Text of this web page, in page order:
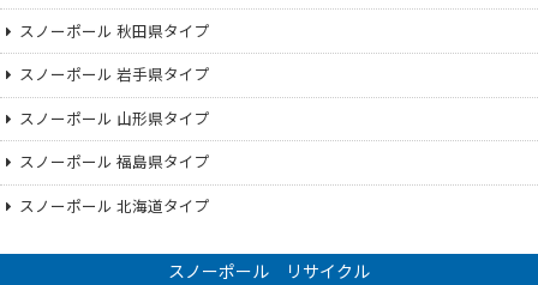
スノーポール 秋田県タイプ
スノーポール 岩手県タイプ
スノーポール 山形県タイプ
スノーポール 福島県タイプ
スノーポール 北海道タイプ
スノーポール リサイクル